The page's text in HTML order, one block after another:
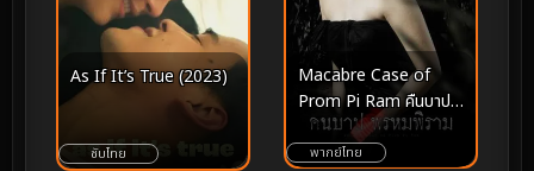
As If It’s True (2023)
ซับไทย
Macabre Case of
Prom Pi Ram คืนบาป
พรหมพิราม (2003)
พากย์ไทย